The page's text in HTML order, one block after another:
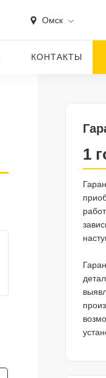
Омск
КОНТАКТЫ
1